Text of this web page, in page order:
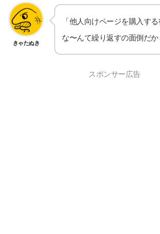
きゃたぬき
「他人向けページを購入する
な〜んて繰り返すの面倒だか
スポンサー広告